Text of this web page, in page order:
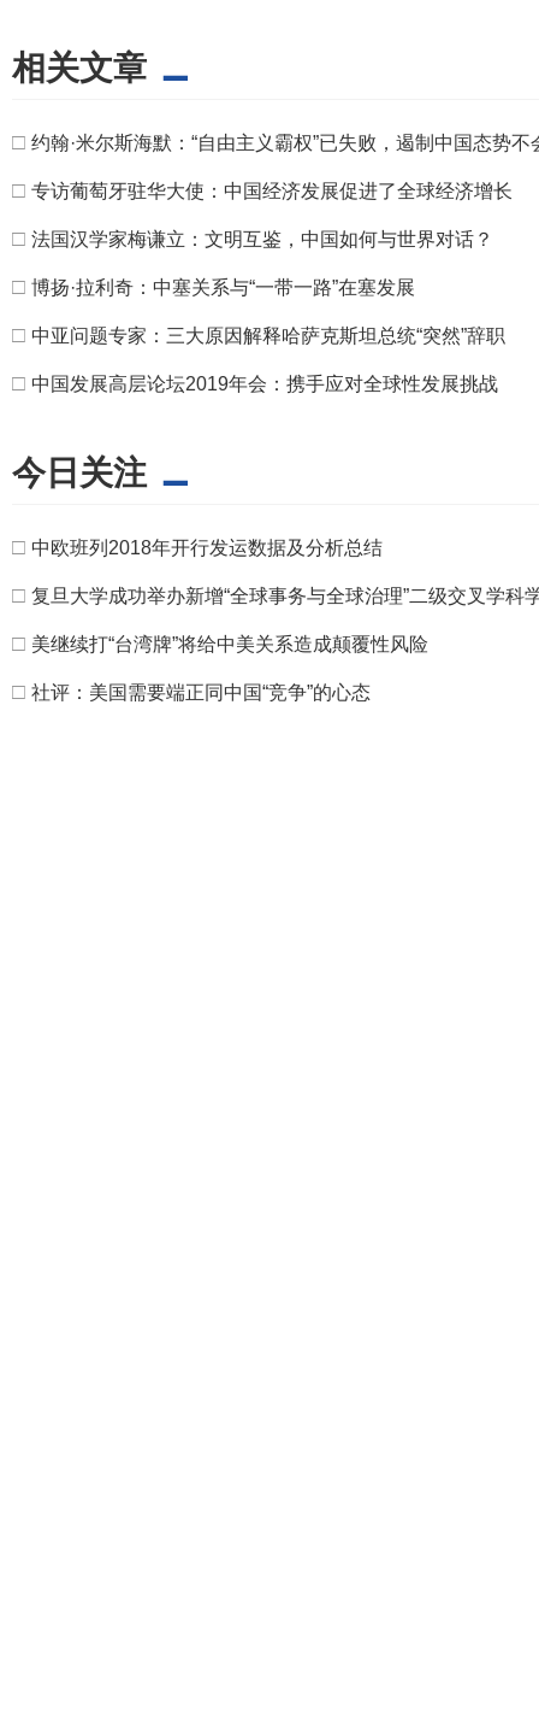
相关文章
□ 约翰·米尔斯海默：“自由主义霸权”已失败，遏制中国态势不
□ 专访葡萄牙驻华大使：中国经济发展促进了全球经济增长
□ 法国汉学家梅谦立：文明互鉴，中国如何与世界对话？
□ 博扬·拉利奇：中塞关系与“一带一路”在塞发展
□ 中亚问题专家：三大原因解释哈萨克斯坦总统“突然”辞职
□ 中国发展高层论坛2019年会：携手应对全球性发展挑战
今日关注
□ 中欧班列2018年开行发运数据及分析总结
□ 复旦大学成功举办新增“全球事务与全球治理”二级交叉学科
□ 美继续打“台湾牌”将给中美关系造成颠覆性风险
□ 社评：美国需要端正同中国“竞争”的心态